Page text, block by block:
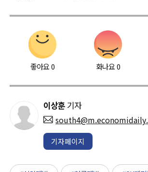
좋아요0 화나요0
이상훈 기자
기자페이지